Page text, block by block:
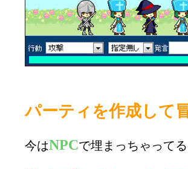
パーティを作成して
今はNPCで埋まっちゃってる